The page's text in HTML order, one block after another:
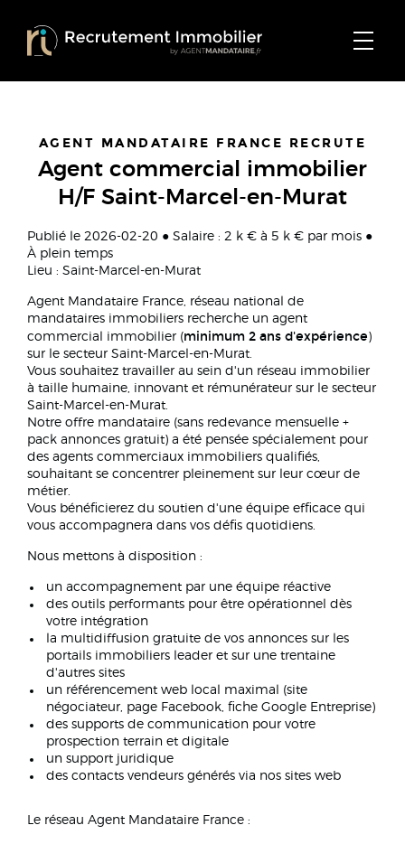
AGENT MANDATAIRE FRANCE RECRUTE
Agent commercial immobilier
H/F Saint-Marcel-en-Murat
Publié le 2026-02-20 ● Salaire : 2 k € à 5 k € par mois ●
À plein temps
Lieu : Saint-Marcel-en-Murat
Agent Mandataire France, réseau national de
mandataires immobiliers recherche un agent
commercial immobilier (minimum 2 ans d'expérience )
sur le secteur Saint-Marcel-en-Murat.
Vous souhaitez travailler au sein d'un réseau immobilier
à taille humaine, innovant et rémunérateur sur le secteur
Saint-Marcel-en-Murat.
Notre offre mandataire (sans redevance mensuelle +
pack annonces gratuit) a été pensée spécialement pour
des agents commerciaux immobiliers qualifiés,
souhaitant se concentrer pleinement sur leur cœur de
métier.
Vous bénéficierez du soutien d'une équipe efficace qui
vous accompagnera dans vos défis quotidiens.
Nous mettons à disposition :
un accompagnement par une équipe réactive
des outils performants pour être opérationnel dès
votre intégration
la multidiffusion gratuite de vos annonces sur les
portails immobiliers leader et sur une trentaine
d'autres sites
un référencement web local maximal (site
négociateur, page Facebook, fiche Google Entreprise)
des supports de communication pour votre
prospection terrain et digitale
un support juridique
des contacts vendeurs générés via nos sites web
Le réseau Agent Mandataire France :